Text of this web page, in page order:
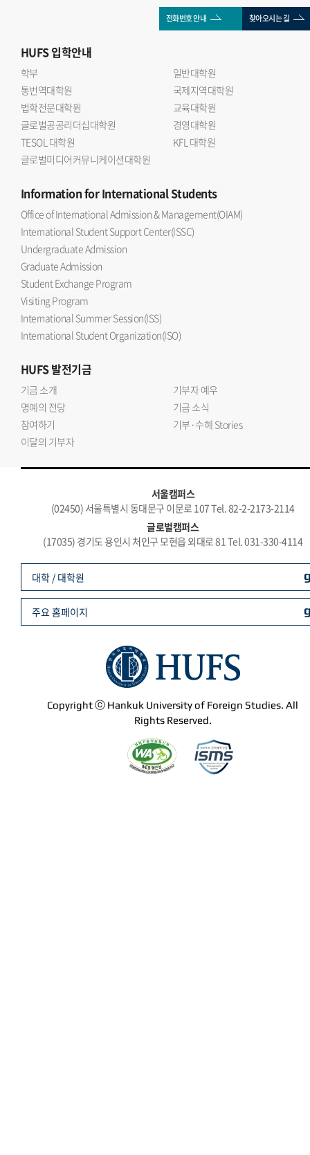
전화번호 안내 찾아오시는 길
HUFS입학안내
학부
일반대학원
통번역대학원
국제지역대학원
법학전문대학원
교육대학원
글로벌공공리더십대학원
경영대학원
TESOL 대학원
KFL 대학원
글로벌미디어커뮤니케이션대학원
Informationfor International Students
Office of International Admission & Management(OIAM)
International Student Support Center(ISSC)
Undergraduate Admission
Graduate Admission
Student Exchange Program
Visiting Program
International Summer Session(ISS)
International Student Organization(ISO)
HUFS발전기금
기금 소개
기부자 예우
명예의 전당
기금 소식
참여하기
기부·수혜 Stories
이달의 기부자
서울캠퍼스
(02450) 서울특별시 동대문구 이문로 107 Tel. 82-2-2173-2114
글로벌캠퍼스
(17035) 경기도 용인시 처인구 모현읍 외대로 81 Tel. 031-330-4114
Copyright ⓒ Hankuk University of Foreign Studies. All
Rights Reserved.
대학 / 대학원
주요 홈페이지